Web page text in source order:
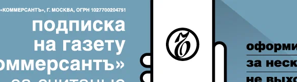
Реклама в «Ъ» www.kommersant.ru/ad